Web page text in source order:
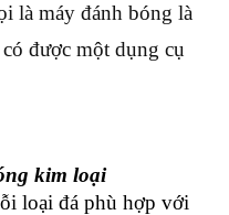
là máy đánh bóng là
được một dụng cụ
kim loại
loại đá phù hợp với